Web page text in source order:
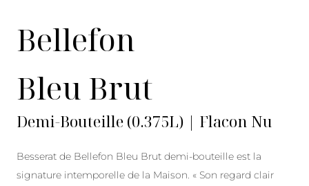
Bellefon
Bleu Brut
Demi-Bouteille (0.375L) | Flacon Nu
Besserat de Bellefon Bleu Brut demi-bouteille est la
signature intemporelle de la Maison. « Son regard clair